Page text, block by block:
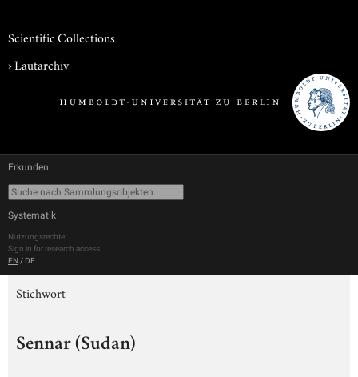
Scientific Collections
›Lautarchiv
Erkunden
Systematik
Nutzungsrechte
Sign in for research access
EN / DE
Stichwort
Sennar (Sudan)